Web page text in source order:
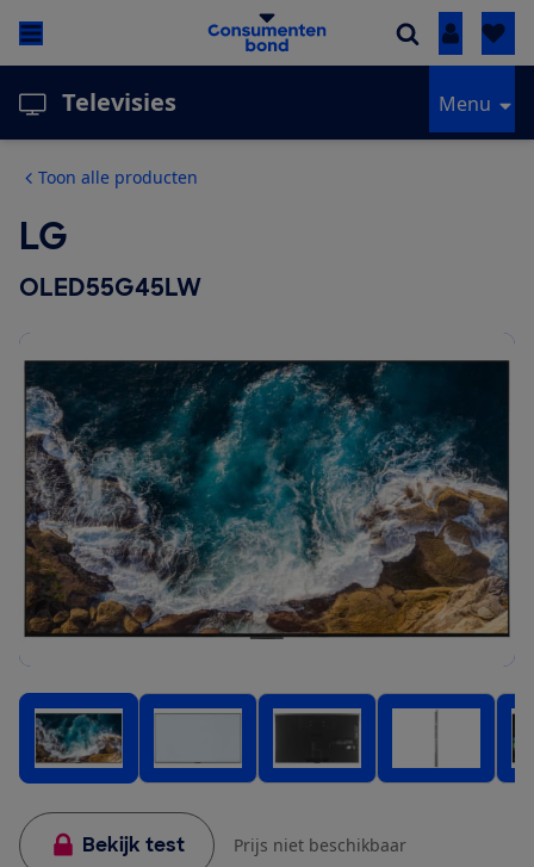
Inloggen
Televisies Menu
Toon alle producten
LG
OLED55G45LW
Bekijk test Prijs niet beschikbaar